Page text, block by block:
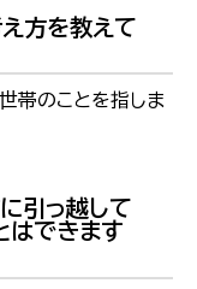
方を教えて
帯のことを指しま
引っ越して
はできます